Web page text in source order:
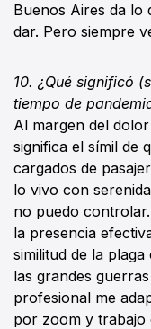
Buenos Aires da lo
dar. Pero siempre
10. ¿Qué significó
tiempo de
Al margen del
significa el símil de
cargados de
lo vivo con
no puedo
la presencia
similitud de la
las grandes
profesional me
por zoom y trabajo